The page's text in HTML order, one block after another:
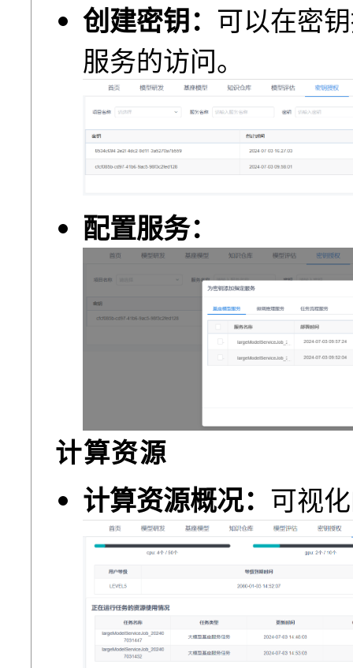
创建密钥： 可以在密
服务的访问。
配置服务：
计算资源
计算资源概况： 可视